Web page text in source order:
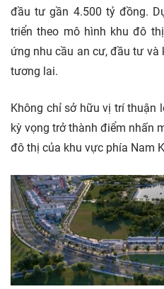
đầu tư gần 4.500 tỷ đồng.
triển theo mô hình khu đô
ứng nhu cầu an cư, đầu tư
tương lai.
Không chỉ sở hữu vị trí thuận
kỳ vọng trở thành điểm nhấn
đô thị của khu vực phía Nam